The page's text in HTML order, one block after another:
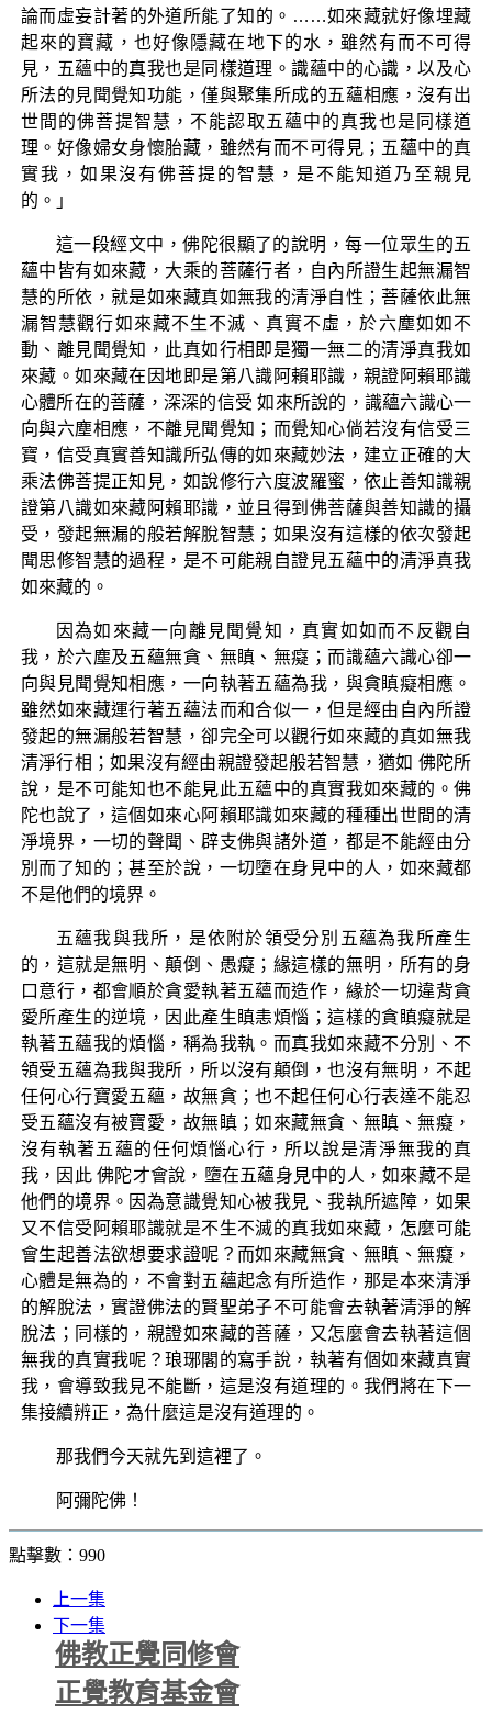
論而虛妄計著的外道所能了知的。……如來藏就好像埋藏
起來的寶藏，也好像隱藏在地下的水，雖然有而不可得
見，五蘊中的真我也是同樣道理。識蘊中的心識，以及心
所法的見聞覺知功能，僅與聚集所成的五蘊相應，沒有出
世間的佛菩提智慧，不能認取五蘊中的真我也是同樣道
理。好像婦女身懷胎藏，雖然有而不可得見；五蘊中的真
實我，如果沒有佛菩提的智慧，是不能知道乃至親見
的。」
這一段經文中，佛陀很顯了的說明，每一位眾生的五
蘊中皆有如來藏，大乘的菩薩行者，自內所證生起無漏智
慧的所依，就是如來藏真如無我的清淨自性；菩薩依此無
漏智慧觀行如來藏不生不滅、真實不虛，於六塵如如不
動、離見聞覺知，此真如行相即是獨一無二的清淨真我如
來藏。如來藏在因地即是第八識阿賴耶識，親證阿賴耶識
心體所在的菩薩，深深的信受 如來所說的，識蘊六識心一
向與六塵相應，不離見聞覺知；而覺知心倘若沒有信受三
寶，信受真實善知識所弘傳的如來藏妙法，建立正確的大
乘法佛菩提正知見，如說修行六度波羅蜜，依止善知識親
證第八識如來藏阿賴耶識，並且得到佛菩薩與善知識的攝
受，發起無漏的般若解脫智慧；如果沒有這樣的依次發起
聞思修智慧的過程，是不可能親自證見五蘊中的清淨真我
如來藏的。
因為如來藏一向離見聞覺知，真實如如而不反觀自
我，於六塵及五蘊無貪、無瞋、無癡；而識蘊六識心卻一
向與見聞覺知相應，一向執著五蘊為我，與貪瞋癡相應。
雖然如來藏運行著五蘊法而和合似一，但是經由自內所證
發起的無漏般若智慧，卻完全可以觀行如來藏的真如無我
清淨行相；如果沒有經由親證發起般若智慧，猶如 佛陀所
說，是不可能知也不能見此五蘊中的真實我如來藏的。佛
陀也說了，這個如來心阿賴耶識如來藏的種種出世間的清
淨境界，一切的聲聞、辟支佛與諸外道，都是不能經由分
別而了知的；甚至於說，一切墮在身見中的人，如來藏都
不是他們的境界。
五蘊我與我所，是依附於領受分別五蘊為我所產生
的，這就是無明、顛倒、愚癡；緣這樣的無明，所有的身
口意行，都會順於貪愛執著五蘊而造作，緣於一切違背貪
愛所產生的逆境，因此產生瞋恚煩惱；這樣的貪瞋癡就是
執著五蘊我的煩惱，稱為我執。而真我如來藏不分別、不
領受五蘊為我與我所，所以沒有顛倒，也沒有無明，不起
任何心行寶愛五蘊，故無貪；也不起任何心行表達不能忍
受五蘊沒有被寶愛，故無瞋；如來藏無貪、無瞋、無癡，
沒有執著五蘊的任何煩惱心行，所以說是清淨無我的真
我，因此 佛陀才會說，墮在五蘊身見中的人，如來藏不是
他們的境界。因為意識覺知心被我見、我執所遮障，如果
又不信受阿賴耶識就是不生不滅的真我如來藏，怎麼可能
會生起善法欲想要求證呢？而如來藏無貪、無瞋、無癡，
心體是無為的，不會對五蘊起念有所造作，那是本來清淨
的解脫法，實證佛法的賢聖弟子不可能會去執著清淨的解
脫法；同樣的，親證如來藏的菩薩，又怎麼會去執著這個
無我的真實我呢？琅琊閣的寫手說，執著有個如來藏真實
我，會導致我見不能斷，這是沒有道理的。我們將在下一
集接續辨正，為什麼這是沒有道理的。
那我們今天就先到這裡了。
阿彌陀佛！
點擊數：990
上一集
下一集
佛教正覺同修會
正覺教育基金會